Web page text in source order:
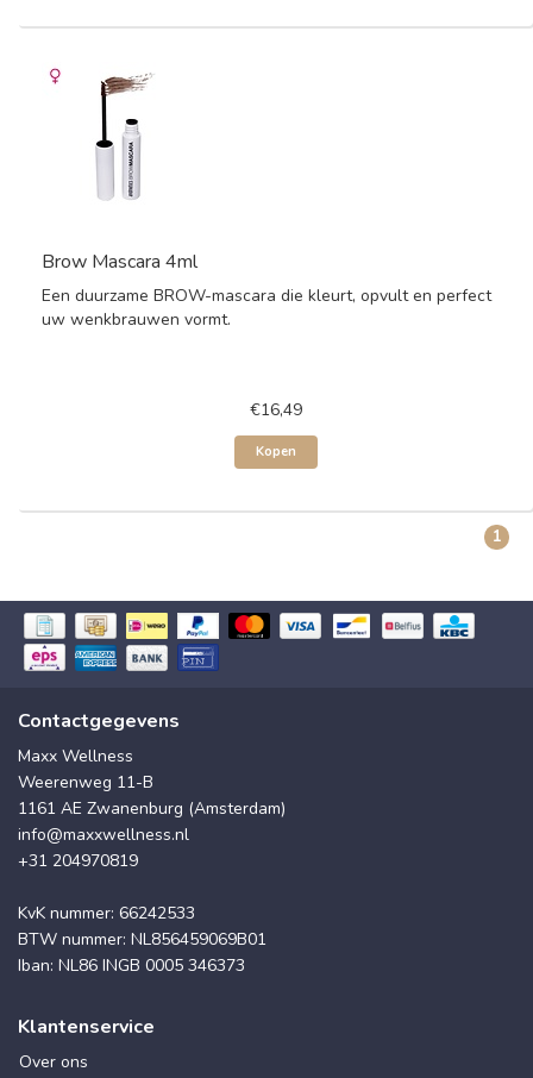
Brow Mascara 4ml
Een duurzame BROW-mascara die kleurt, opvult en perfect
uw wenkbrauwen vormt.
€16,49
Kopen
1
Contactgegevens
Maxx Wellness
Weerenweg 11-B
1161 AE Zwanenburg (Amsterdam)
info@maxxwellness.nl
+31 204970819
KvK nummer: 66242533
BTW nummer: NL856459069B01
Iban: NL86 INGB 0005 346373
Klantenservice
Over ons